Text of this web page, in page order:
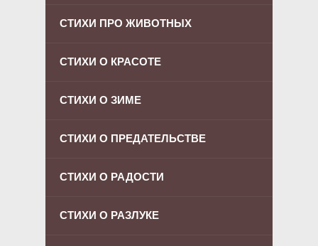
СТИХИ ПРО ЖИВОТНЫХ
СТИХИ О КРАСОТЕ
СТИХИ О ЗИМЕ
СТИХИ О ПРЕДАТЕЛЬСТВЕ
СТИХИ О РАДОСТИ
СТИХИ О РАЗЛУКЕ